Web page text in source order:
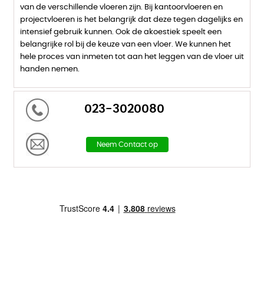
van de verschillende vloeren zijn. Bij kantoorvloeren en
projectvloeren is het belangrijk dat deze tegen dagelijks en
intensief gebruik kunnen. Ook de akoestiek speelt een
belangrijke rol bij de keuze van een vloer. We kunnen het
hele proces van inmeten tot aan het leggen van de vloer uit
handen nemen.
023-3020080
Neem Contact op